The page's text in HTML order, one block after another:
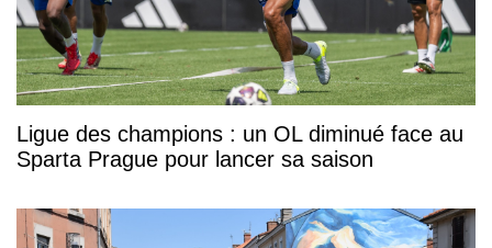
Ligue des champions : un OL diminué face au
Sparta Prague pour lancer sa saison